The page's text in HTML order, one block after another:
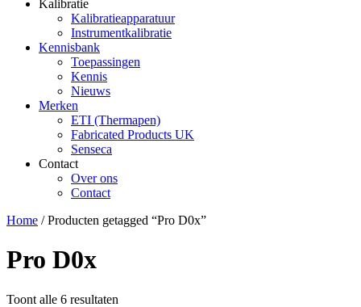
Kalibratie
Kalibratieapparatuur
Instrumentkalibratie
Kennisbank
Toepassingen
Kennis
Nieuws
Merken
ETI (Thermapen)
Fabricated Products UK
Senseca
Contact
Over ons
Contact
Home / Producten getagged “Pro D0x”
Pro D0x
Toont alle 6 resultaten